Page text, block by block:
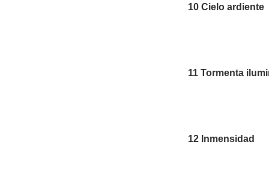
10 Cielo ardiente
11 Tormenta
12 Inmensidad